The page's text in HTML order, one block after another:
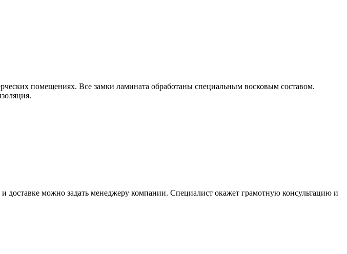
помещениях. Все замки ламината обработаны специальным восковым составом.
можно задать менеджеру компании. Специалист окажет грамотную консультацию и